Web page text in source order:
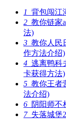
1 背包闯江
2 教你链家
法)
3 教你人民
作方法介绍)
4 逃离鸭科
卡获得方法)
5 教你王者
法介绍)
6 阴阳师不
7失落城堡2